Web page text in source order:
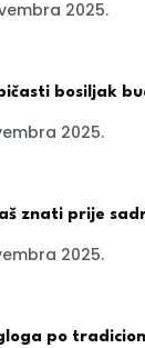
2025.
bosiljak
2025.
znati prije
2025.
po